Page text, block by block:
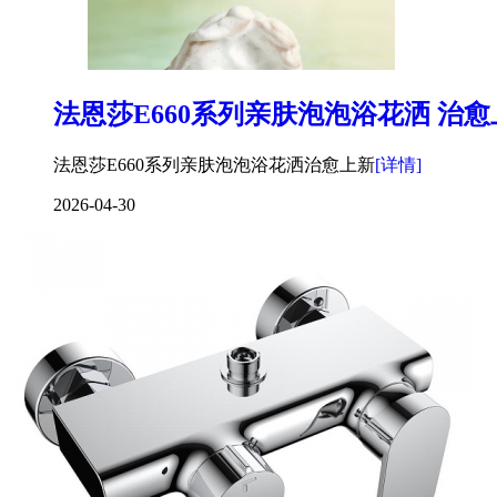
法恩莎E660系列亲肤泡泡浴花洒 治愈
法恩莎E660系列亲肤泡泡浴花洒治愈上新[详情]
2026-04-30